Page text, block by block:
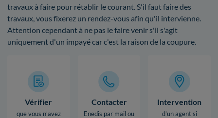
travaux à faire pour rétablir le courant. S'il faut faire des
travaux, vous fixerez un rendez-vous afin qu'il intervienne.
Attention cependant à ne pas le faire venir s'il s'agit
uniquement d'un impayé car c'est la raison de la coupure.
Vérifier
que vous n’avez
Contacter
Enedis par mail ou
Intervention
d’un agent si